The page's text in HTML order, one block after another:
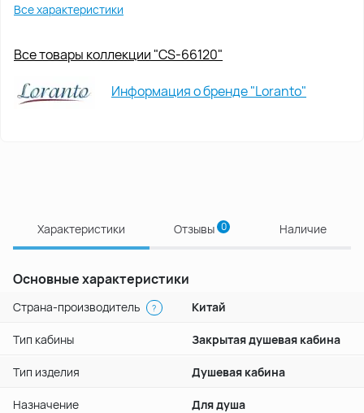
Все характеристики
Все товары коллекции "CS-66120"
Информация о бренде "Loranto"
Характеристики Отзывы 0 Наличие
Основные характеристики
Страна-производитель ? Китай
Тип кабины Закрытая душевая кабина
Тип изделия Душевая кабина
Назначение Для душа